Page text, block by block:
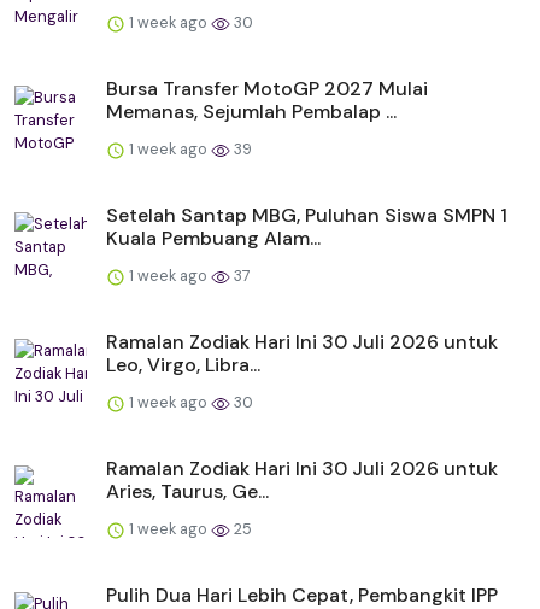
1 week ago 30
Bursa Transfer MotoGP 2027 Mulai
Memanas, Sejumlah Pembalap ...
1 week ago 39
Setelah Santap MBG, Puluhan Siswa SMPN 1
Kuala Pembuang Alam...
1 week ago 37
Ramalan Zodiak Hari Ini 30 Juli 2026 untuk
Leo, Virgo, Libra...
1 week ago 30
Ramalan Zodiak Hari Ini 30 Juli 2026 untuk
Aries, Taurus, Ge...
1 week ago 25
Pulih Dua Hari Lebih Cepat, Pembangkit IPP